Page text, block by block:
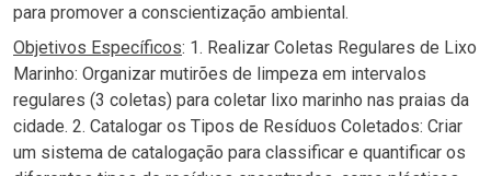
para promover a conscientização ambiental.
Objetivos Específicos: 1. Realizar Coletas Regulares de Lixo
Marinho: Organizar mutirões de limpeza em intervalos
regulares (3 coletas) para coletar lixo marinho nas praias da
cidade. 2. Catalogar os Tipos de Resíduos Coletados: Criar
um sistema de catalogação para classificar e quantificar os